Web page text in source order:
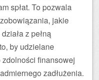
spłat. To pozwala
jakie
z pełną
by udzielane
zdolności finansowej
zadłużenia.